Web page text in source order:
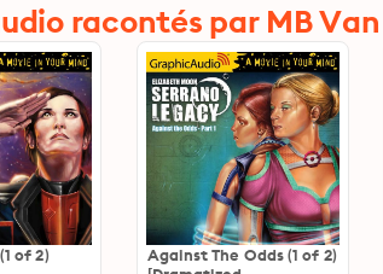
racontés par MB
of 2)
Against The Odds (1 of 2)